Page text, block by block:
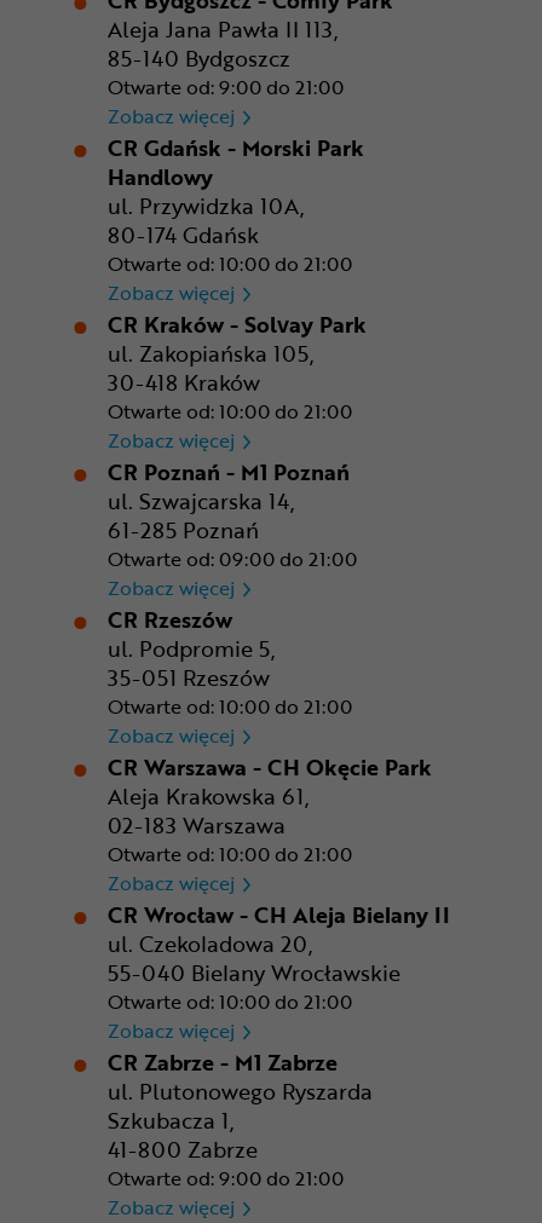
Aleja Jana Pawła II 113,
85-140 Bydgoszcz
Otwarte od: 9:00 do 21:00
Zobacz więcej CR Bydgoszcz - Comfy Park
CR Gdańsk - Morski Park
Handlowy
ul. Przywidzka 10A,
80-174 Gdańsk
Otwarte od: 10:00 do 21:00
Zobacz więcej CR Gdańsk - Morski Park
CR Kraków - Solvay Park
ul. Zakopiańska 105,
30-418 Kraków
Otwarte od: 10:00 do 21:00
Zobacz więcej CR Kraków - Solvay Park
CR Poznań - M1 Poznań
ul. Szwajcarska 14,
61-285 Poznań
Otwarte od: 09:00 do 21:00
Zobacz więcej CR Poznań - M1 Poznań
CR Rzeszów
ul. Podpromie 5,
35-051 Rzeszów
Otwarte od: 10:00 do 21:00
Zobacz więcej CR Rzeszów
CR Warszawa - CH Okęcie Park
Aleja Krakowska 61,
02-183 Warszawa
Otwarte od: 10:00 do 21:00
Zobacz więcej CR Warszawa - CH Okęcie
CR Wrocław - CH Aleja Bielany II
ul. Czekoladowa 20,
55-040 Bielany Wrocławskie
Otwarte od: 10:00 do 21:00
Zobacz więcej CR Wrocław - CH Aleja
CR Zabrze - M1 Zabrze
ul. Plutonowego Ryszarda
Szkubacza 1,
41-800 Zabrze
Otwarte od: 9:00 do 21:00
Zobacz więcej CR Zabrze - M1 Zabrze